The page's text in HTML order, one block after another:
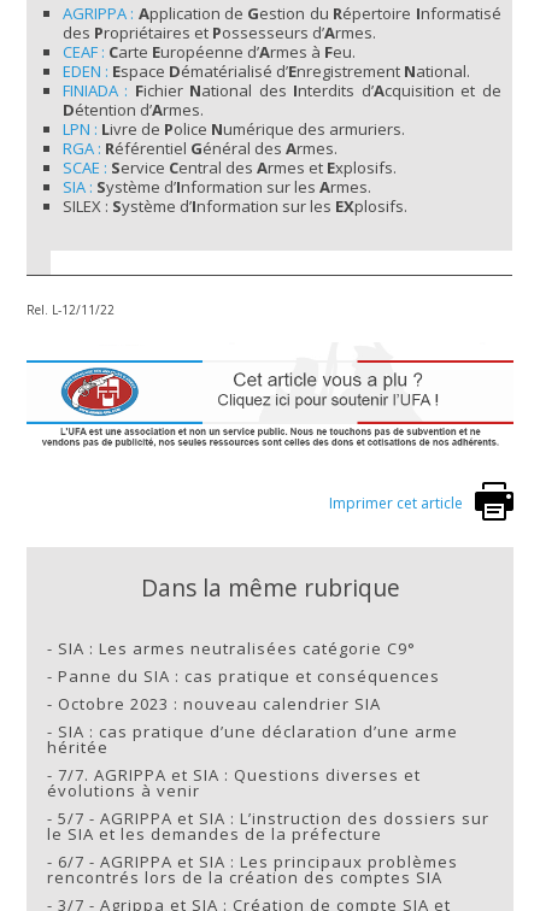
AGRIPPA : Application de Gestion du Répertoire Informatisé
des Propriétaires et Possesseurs d’Armes.
CEAF : Carte Européenne d’Armes à Feu.
EDEN : Espace Dématérialisé d’Enregistrement National.
FINIADA : Fichier National des Interdits d’Acquisition et de
Détention d’Armes.
LPN : Livre de Police Numérique des armuriers.
RGA : Référentiel Général des Armes.
SCAE : Service Central des Armes et Explosifs.
SIA : Système d’Information sur les Armes.
SILEX : Système d’Information sur les EXplosifs.
Rel. L-12/11/22
Imprimer cet article
Dans la même rubrique
- SIA : Les armes neutralisées catégorie C9°
-Panne du SIA : cas pratique et conséquences
- Octobre 2023 : nouveau calendrier SIA
- SIA : cas pratique d’une déclaration d’une arme
héritée
-7/7. AGRIPPA et SIA : Questions diverses et
évolutions à venir
-5/7 - AGRIPPA et SIA : L’instruction des dossiers sur
le SIA et les demandes de la préfecture
- 6/7 - AGRIPPA et SIA : Les principaux problèmes
rencontrés lors de la création des comptes SIA
-3/7 - Agrippa et SIA : Création de compte SIA et